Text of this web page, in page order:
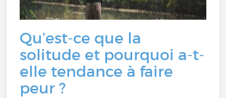
Qu’est-ce que la
solitude et pourquoi a-t-
elle tendance à faire
peur ?